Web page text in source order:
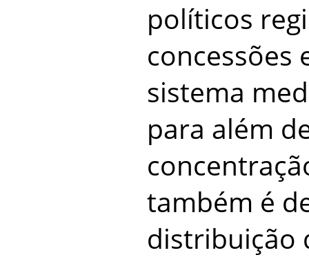
políticos
concessões
sistema
para além
também é
distribuição